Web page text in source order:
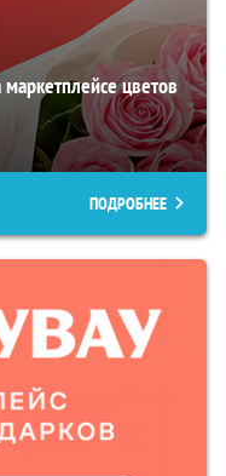
цветов
ПОДРОБНЕЕ